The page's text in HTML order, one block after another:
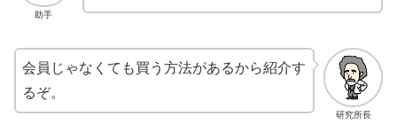
助手
研究所長
会員じゃなくても買う方法があるから紹介す
るぞ。